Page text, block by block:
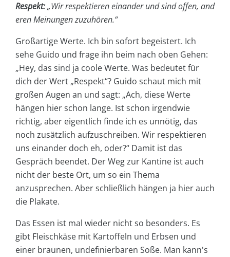
Respekt:„Wir respektieren einander und sind offen, and
eren Meinungen zuzuhören.“
Großartige Werte. Ich bin sofort begeistert. Ich
sehe Guido und frage ihn beim nach oben Gehen:
„Hey, das sind ja coole Werte. Was bedeutet für
dich der Wert „Respekt“? Guido schaut mich mit
großen Augen an und sagt: „Ach, diese Werte
hängen hier schon lange. Ist schon irgendwie
richtig, aber eigentlich finde ich es unnötig, das
noch zusätzlich aufzuschreiben. Wir respektieren
uns einander doch eh, oder?“ Damit ist das
Gespräch beendet. Der Weg zur Kantine ist auch
nicht der beste Ort, um so ein Thema
anzusprechen. Aber schließlich hängen ja hier auch
die Plakate.
Das Essen ist mal wieder nicht so besonders. Es
gibt Fleischkäse mit Kartoffeln und Erbsen und
einer braunen, undefinierbaren Soße. Man kann's